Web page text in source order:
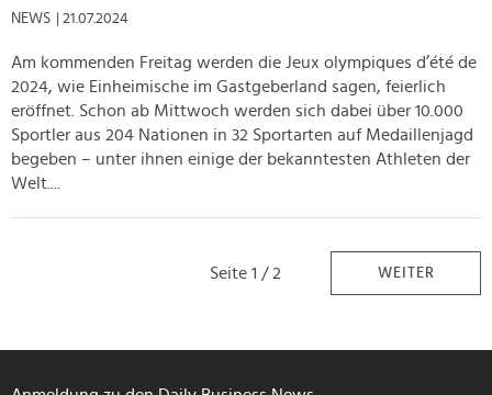
NEWS | 21.07.2024
Am kommenden Freitag werden die Jeux olympiques d’été de
2024, wie Einheimische im Gastgeberland sagen, feierlich
eröffnet. Schon ab Mittwoch werden sich dabei über 10.000
Sportler aus 204 Nationen in 32 Sportarten auf Medaillenjagd
begeben – unter ihnen einige der bekanntesten Athleten der
Welt....
Seite 1 / 2 WEITER